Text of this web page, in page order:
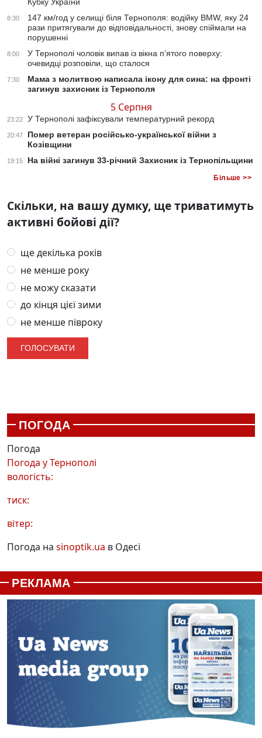
8:30
147 км/год у селищі біля Тернополя: водійку BMW, яку 24
рази притягували до відповідальності, знову спіймали на
порушенні
8:00
У Тернополі чоловік випав із вікна п’ятого поверху:
очевидці розповіли, що сталося
7:30
Мама з молитвою написала ікону для сина: на фронті
загинув захисник із Тернополя
5 Серпня
23:22 У Тернополі зафіксували температурний рекорд
20:47
Помер ветеран російсько-української війни з
Козівщини
19:15 На війні загинув 33-річний Захисник із Тернопільщини
Більше >>
Скільки, на вашу думку, ще триватимуть
активні бойові дії?
ще декілька років
не менше року
не можу сказати
до кінця цієї зими
не менше півроку
ПОГОДА
Погода
Погода уТернополі
вологість:
тиск:
вітер:
Погода на sinoptik.ua в Одесі
РЕКЛАМА